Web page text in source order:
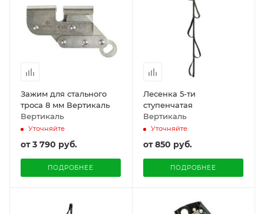
Зажим для стального
троса 8 мм Вертикаль
Вертикаль
Уточняйте
от3 790 руб.
ПОДРОБНЕЕ
Лесенка 5-ти
ступенчатая
Вертикаль
Уточняйте
от850 руб.
ПОДРОБНЕЕ